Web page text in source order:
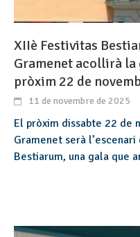
XIIè Festivitas
Gramenet acollirà
pròxim 22 de
11 de novembre de 2025
El pròxim dissabte 22 de
Gramenet serà
Bestiarum, una gala que